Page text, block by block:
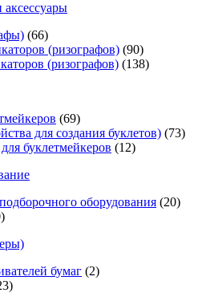
(66)
(ризографов) (90)
(ризографов) (138)
(69)
для создания буклетов) (73)
буклетмейкеров (12)
оборудования (20)
бумаг (2)